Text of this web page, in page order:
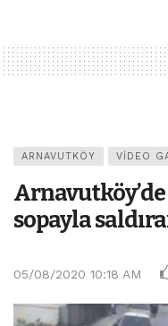
ARNAVUTKÖY VIDEO
sopayla
05/08/2020 10:18 AM